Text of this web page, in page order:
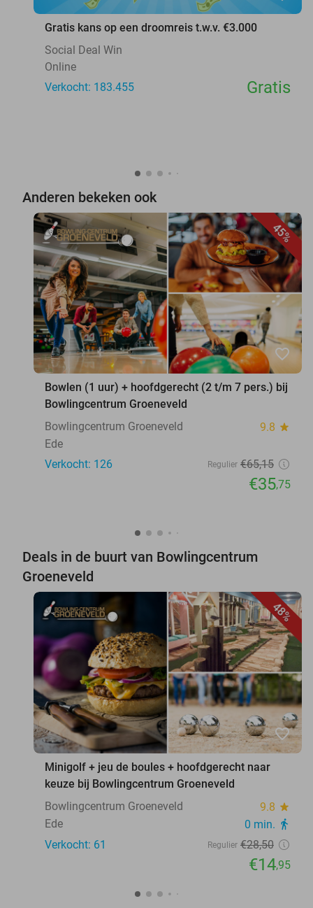
Gratis kans op een droomreis t.w.v. €3.000
Social Deal Win
Online
Verkocht: 183.455
Gratis
Anderen bekeken ook
45%
favorite_border
Bowlen (1 uur) + hoofdgerecht (2 t/m 7 pers.) bij
Bowlingcentrum Groeneveld
Bowlingcentrum Groeneveld
9.8 star
Ede
Verkocht: 126
Regulier €65,15
€35,75
Deals in de buurt van Bowlingcentrum
Groeneveld
48%
favorite_border
Minigolf + jeu de boules + hoofdgerecht naar
keuze bij Bowlingcentrum Groeneveld
Bowlingcentrum Groeneveld
9.8 star
Ede 0 min. directions_walk
Verkocht: 61 Regulier €28,50
€14,95